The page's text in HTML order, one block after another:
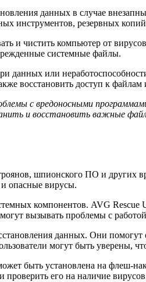
данных в случае
инструментов, резервных
и чистить компьютер от
системные файлы.
данных или
восстановить доступ к файлам
с вредоносными
и восстановить важные
шпионского ПО и
опасные вирусы.
компонентов. AVG Rescue
вызывать проблемы с
данных. Они
могут быть уверены,
быть установлена на флеш-
проверить его на наличие